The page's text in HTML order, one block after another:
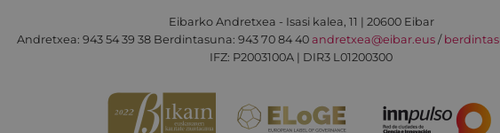
Eibarko Andretxea - Isasi kalea, 11 | 20600 Eibar
Andretxea: 943 54 39 38 Berdintasuna: 943 70 84 40 andretxea@eibar.eus/
IFZ: P2003100A | DIR3 L01200300